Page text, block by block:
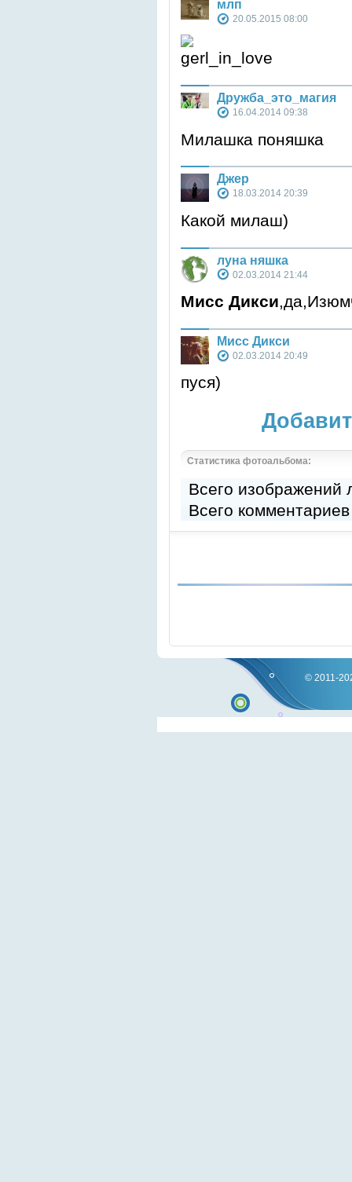
млп
20.05.2015 08:00
Дружба_это_магия
16.04.2014 09:38
Милашка поняшка
Джер
18.03.2014 20:39
Какой милаш)
луна няшка
02.03.2014 21:44
Мисс Дикси
Мисс Дикси
02.03.2014 20:49
пуся)
Статистика фотоальбома:
Всего
Всего
© 2011-